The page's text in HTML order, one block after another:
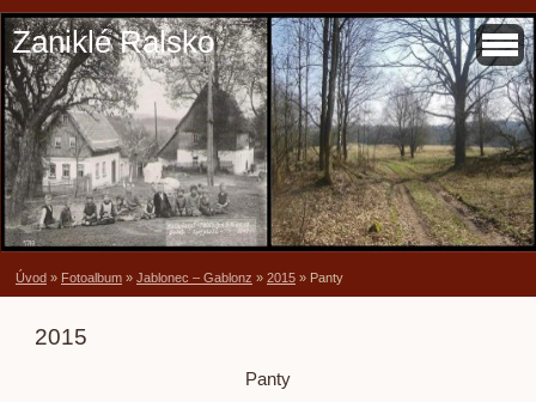
Zaniklé Ralsko
Úvod » Fotoalbum » Jablonec – Gablonz » 2015 » Panty
2015
Panty